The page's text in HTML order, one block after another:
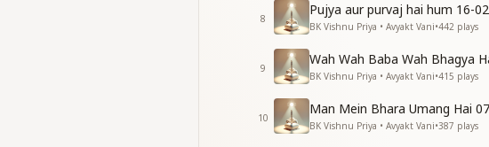
8
Pujya aur purvaj hai hum 16-
BK Vishnu Priya • Avyakt Vani•442 plays
9
Wah Wah Baba Wah Bhagya
BK Vishnu Priya • Avyakt Vani•415 plays
10
Man Mein Bhara Umang Hai
BK Vishnu Priya • Avyakt Vani•387 plays